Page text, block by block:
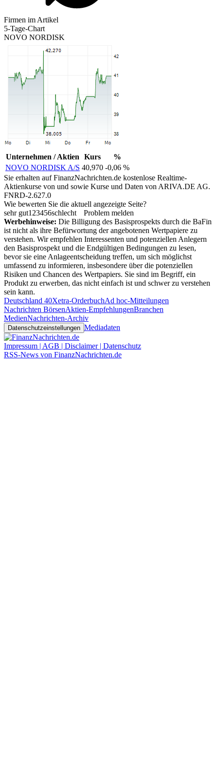
Firmen im Artikel
5-Tage-Chart
NOVO NORDISK
Unternehmen / Aktien Kurs
%
NOVO NORDISK A/S 40,970 -0,06 %
Sie erhalten auf FinanzNachrichten.de kostenlose Realtime-
Aktienkurse von und sowie Kurse und Daten von ARIVA.DE AG.
FNRD-2.627.0
Wie bewerten Sie die aktuell angezeigte Seite?
sehr gut1 23456schlecht
Problem melden
Werbehinweise: Die Billigung des Basisprospekts durch die BaFin
ist nicht als ihre Befürwortung der angebotenen Wertpapiere zu
verstehen. Wir empfehlen Interessenten und potenziellen Anlegern
den Basisprospekt und die Endgültigen Bedingungen zu lesen,
bevor sie eine Anlageentscheidung treffen, um sich möglichst
umfassend zu informieren, insbesondere über die potenziellen
Risiken und Chancen des Wertpapiers. Sie sind im Begriff, ein
Produkt zu erwerben, das nicht einfach ist und schwer zu verstehen
sein kann.
Deutschland 40Xetra-OrderbuchAd hoc-Mitteilungen
Nachrichten BörsenAktien-EmpfehlungenBranchen
MedienNachrichten-Archiv
Datenschutzeinstellungen Mediadaten
Impressum | AGB | Disclaimer | Datenschutz
RSS-News von FinanzNachrichten.de